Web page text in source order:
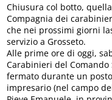
Chiusura col botto,
Compagnia dei
che nei prossimi giorni
servizio a Grosseto.
Alle prime ore di oggi,
Carabinieri del
fermato durante un
impresario (nel campo